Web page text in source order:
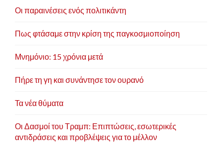
Οι παραινέσεις ενός πολιτικάντη
Πως φτάσαμε στην κρίση της παγκοσμιοποίηση
Μνημόνιο: 15 χρόνια μετά
Πήρε τη γη και συνάντησε τον ουρανό
Τα νέα θύματα
Οι Δασμοί του Τραμπ: Επιπτώσεις, εσωτερικές
αντιδράσεις και προβλέψεις για το μέλλον